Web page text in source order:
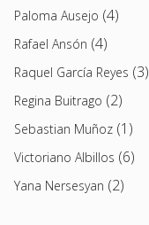
Paloma Ausejo (4)
Rafael Ansón (4)
Raquel García Reyes (3)
Regina Buitrago (2)
Sebastian Muñoz (1)
Victoriano Albillos (6)
Yana Nersesyan (2)